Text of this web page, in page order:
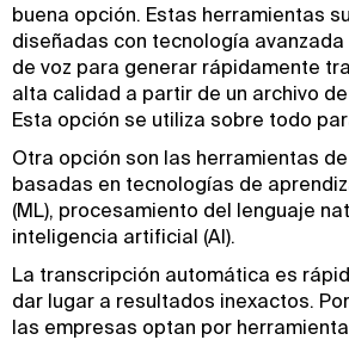
buena opción. Estas herramientas
diseñadas con tecnología
de voz para generar rápidamente
alta calidad a partir de un archivo
Esta opción se utiliza sobre todo
Otra opción son las herramientas
basadas en tecnologías de
(ML), procesamiento del lenguaje
inteligencia artificial (AI).
La transcripción automática es
dar lugar a resultados inexactos.
las empresas optan por